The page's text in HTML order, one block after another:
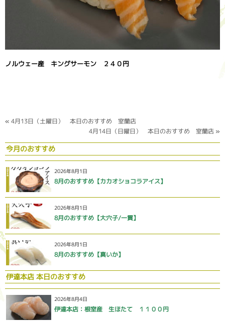
ノルウェー産 キングサーモン ２４０円
« 4月13日（土曜日） 本日のおすすめ 室蘭店
4月14日（日曜日） 本日のおすすめ 室蘭店 »
今月のおすすめ
2026年8月1日
8月のおすすめ【カカオショコラアイス】
2026年8月1日
8月のおすすめ【大穴子/一貫】
2026年8月1日
8月のおすすめ【真いか】
伊達本店 本日のおすすめ
2026年8月4日
伊達本店：根室産 生ほたて １１００円